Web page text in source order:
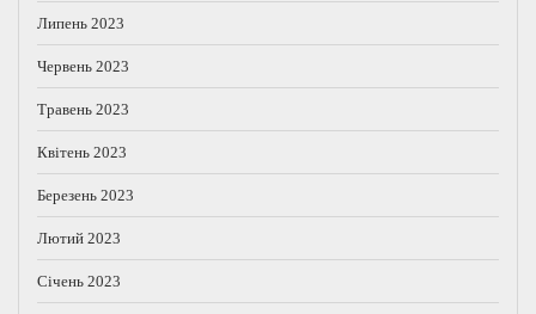
Липень 2023
Червень 2023
Травень 2023
Квітень 2023
Березень 2023
Лютий 2023
Січень 2023